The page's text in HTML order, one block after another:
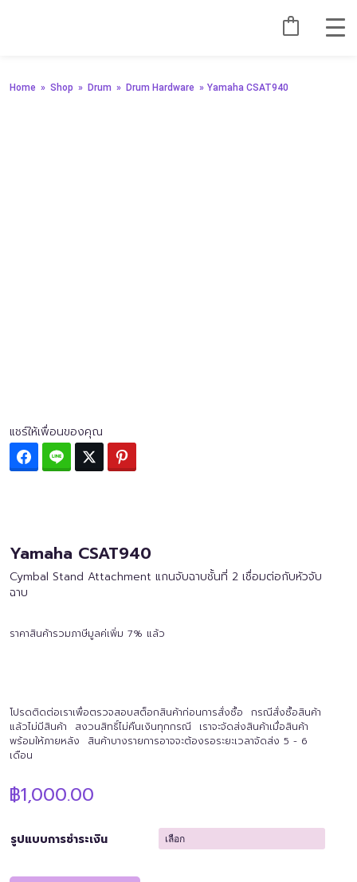
Home » Shop » Drum » Drum Hardware » Yamaha CSAT940
แชร์ให้เพื่อนของคุณ
Facebook
Line Twitter
Yamaha CSAT940
Cymbal Stand Attachment แกนจับฉาบชั้นที่ 2 เชื่อมต่อกับหัวจับ
ฉาบ
ราคาสินค้ารวมภาษีมูลค่เพิ่ม 7% แล้ว
โปรดติดต่อเราเพื่อตรวจสอบสต็อกสินค้าก่อนการสั่งซื้อ กรณีสั่งซื้อสินค้า
แล้วไม่มีสินค้า สงวนสิทธิ์ไม่คืนเงินทุกกรณี เราจะจัดส่งสินค้าเมื่อสินค้า
พร้อมให้ภายหลัง สินค้าบางรายการอาจจะต้องรอระยะเวลาจัดส่ง 5 - 6
เดือน
฿1,000.00
รูปแบบการชำระเงิน